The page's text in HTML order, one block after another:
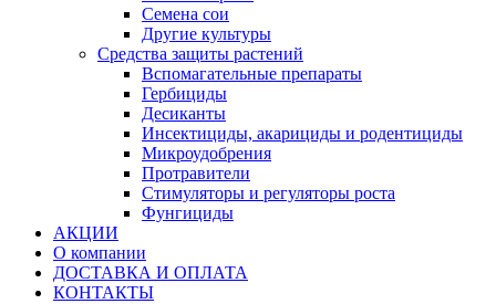
Семена сои
Другие культуры
Средства защиты растений
Вспомагательные препараты
Гербициды
Десиканты
Инсектициды, акарициды и родентициды
Микроудобрения
Протравители
Стимуляторы и регуляторы роста
Фунгициды
АКЦИИ
О компании
ДОСТАВКА И ОПЛАТА
КОНТАКТЫ